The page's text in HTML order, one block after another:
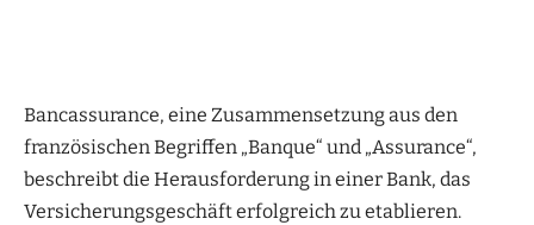
Bancassurance, eine Zusammensetzung aus den
französischen Begriffen „Banque“ und „Assurance“,
beschreibt die Herausforderung in einer Bank, das
Versicherungsgeschäft erfolgreich zu etablieren.